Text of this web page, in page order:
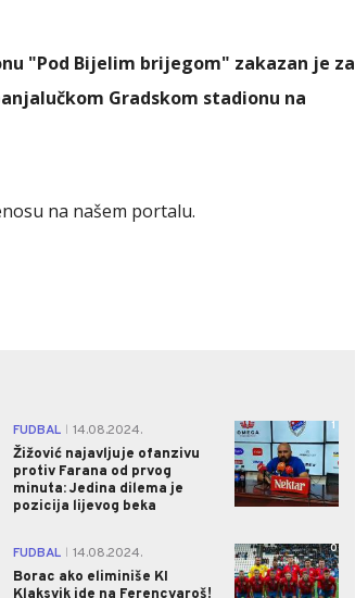
"Pod Bijelim brijegom" zakazan je za
Gradskom stadionu na
na našem portalu.
FUDBAL
14.08.2024.
Žižović najavljuje ofanzivu
protiv Farana od prvog
minuta: Jedina dilema je
pozicija lijevog beka
1
FUDBAL
14.08.2024.
Borac ako eliminiše KI
0